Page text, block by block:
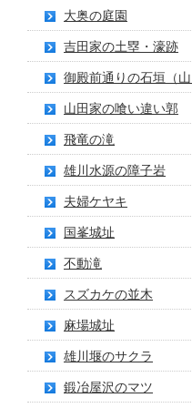
大奥の庭園
吉田家の土塁・濠跡
御殿前通りの石垣（
山田家の喰い違い郭
飛竜の滝
雄川水源の障子岩
夫婦ケヤキ
国峯城址
不動滝
スズカケの並木
麻場城址
雄川堰のサクラ
鍛冶屋沢のマツ